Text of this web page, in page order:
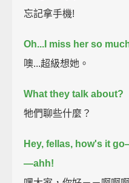
忘記拿手機!
Oh...I miss her so
噢...超級想她。
What they talk about?
牠們聊些什麼？
Hey, fellas, how's it
—ahh!